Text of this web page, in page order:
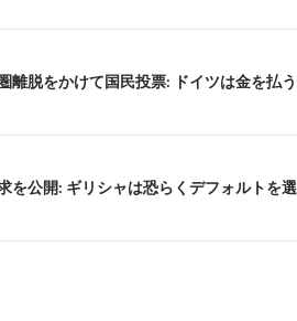
離脱をかけて国民投票: ドイツは金を払う
を公開: ギリシャは恐らくデフォルトを選